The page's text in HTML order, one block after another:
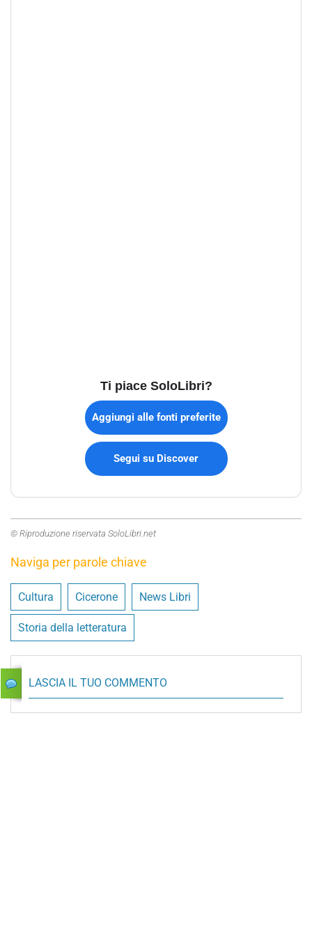
Ti piace SoloLibri?
Aggiungi alle fonti preferite
Segui su Discover
© Riproduzione riservata SoloLibri.net
Naviga per parole chiave
Cultura Cicerone News Libri
Storia della letteratura
LASCIA IL TUO COMMENTO